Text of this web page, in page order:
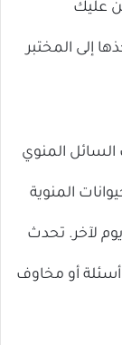
عليك
إلى المختبر
السائل المنوي
المنوية
لآخر. تحدث
أو مخاوف